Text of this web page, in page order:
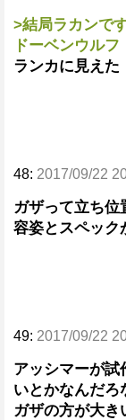
>結局ラカンで
ドーベンウルフ
ランカに見えた
48: 2017/09/22
ガザって立ち位
容姿とスペック
49: 2017/09/22
アッシマーが試
いとかなんだろ
ガザの方が大き